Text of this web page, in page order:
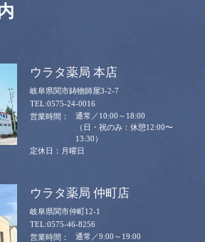
ウラタ薬局 本店
岐阜県関市鋳物師屋3-2-7
0575-24-0016
通常／10:00～18:00
（日・祝のみ：休憩12:00〜
13:30）
月曜日
ウラタ薬局 仲町店
岐阜県関市仲町12-1
0575-46-8256
通常／9:00～19:00